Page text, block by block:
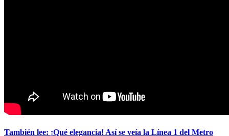
También lee: ¡Qué elegancia! Así se veía la Línea 1 del Metro